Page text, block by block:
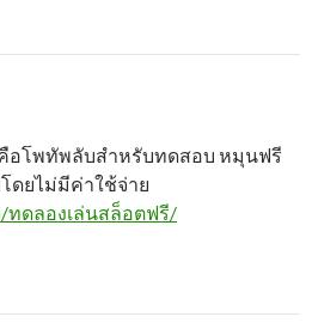
อโพทัพลับสำหรับทดสอบ หมุนฟรี
ดยไม่มีค่าใช้จ่าย
ทดลองเล่นสล็อตฟรี/